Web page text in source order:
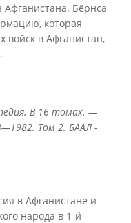
Афганистана. Бёрнса
которая
войск в Афганистан,
В 16 томах. —
Том 2. БААЛ -
в Афганистане и
народа в 1-й